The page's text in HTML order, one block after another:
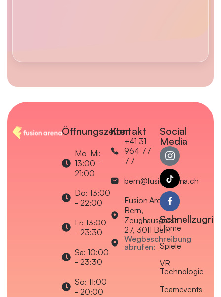
Öffnungszeiten
Mo-Mi:
13:00 -
21:00
Do: 13:00
- 22:00
Fr: 13:00
- 23:30
Sa: 10:00
- 23:30
So: 11:00
- 20:00
Kontakt
+41 31
964 77
77
bern@fusionarena.ch
Fusion Arena
Bern,
Zeughausgasse
27, 3011 Bern
Wegbeschreibung
abrufen:
Social
Media
Home
Spiele
VR
Technologie
Teamevents